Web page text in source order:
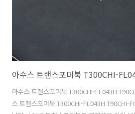
아수스 트랜스포머북 T300CHI-FL043H
스 트랜스포머북 T300CHI-FL043H T90CHI-